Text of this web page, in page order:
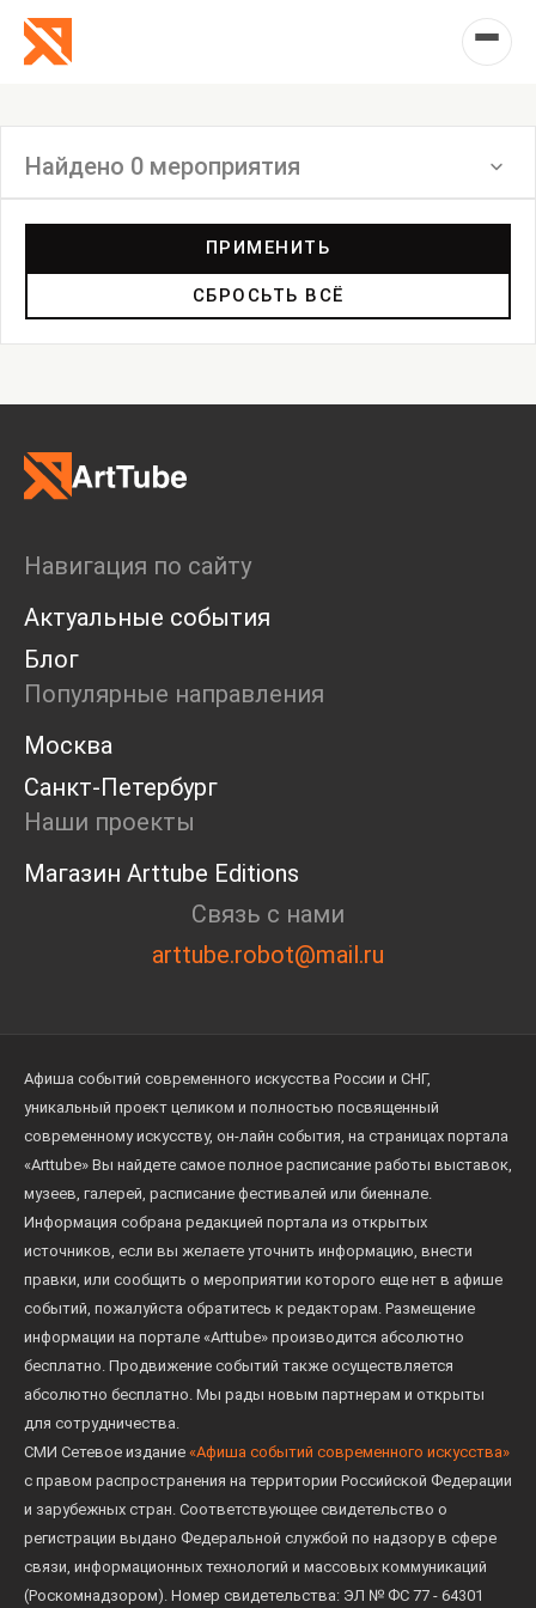
Найдено 0 мероприятия
Дискуссия
Пост-релиз
Пресс-конференция
Ярмарка
Open call
Экскурсия
Дискуссия
Cosmoscow 2024
Blazar 2024
Встречи
Круглый стол
ПРИМЕНИТЬ
СБРОСЬТЬ ВСЁ
Навигация по сайту
Актуальные события
Блог
Популярные направления
Москва
Санкт-Петербург
Наши проекты
Магазин Arttube Editions
Связь с нами
arttube.robot@mail.ru
Афиша событий современного искусства России и СНГ,
уникальный проект целиком и полностью посвященный
современному искусству, он-лайн события, на страницах портала
«Arttube» Вы найдете самое полное расписание работы выставок,
музеев, галерей, расписание фестивалей или биеннале.
Информация собрана редакцией портала из открытых
источников, если вы желаете уточнить информацию, внести
правки, или сообщить о мероприятии которого еще нет в афише
событий, пожалуйста обратитесь к редакторам. Размещение
информации на портале «Arttube» производится абсолютно
бесплатно. Продвижение событий также осуществляется
абсолютно бесплатно. Мы рады новым партнерам и открыты
для сотрудничества.
СМИ Сетевое издание «Афиша событий современного искусства»
с правом распространения на территории Российской Федерации
и зарубежных стран. Соответствующее свидетельство о
регистрации выдано Федеральной службой по надзору в сфере
связи, информационных технологий и массовых коммуникаций
(Роскомнадзором). Номер свидетельства: ЭЛ № ФС 77 - 64301